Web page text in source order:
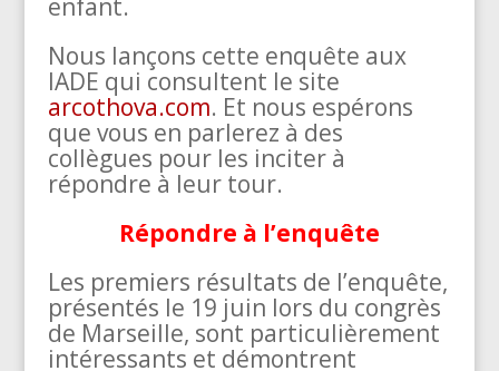
Nous lançons cette enquête aux
IADE qui consultent le site
arcothova.com. Et nous espérons
que vous en parlerez à des
collègues pour les inciter à
répondre à leur tour.
Répondre à l’enquête
Les premiers résultats de l’enquête,
présentés le 19 juin lors du congrès
de Marseille, sont particulièrement
intéressants et démontrent